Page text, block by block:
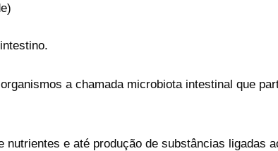
a chamada microbiota intestinal que
e até produção de substâncias ligadas